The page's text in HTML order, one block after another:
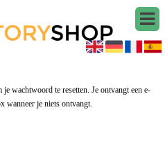
wachtwoord te resetten. Je ontvangt een e-
wanneer je niets ontvangt.